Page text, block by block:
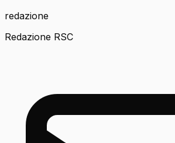
redazione
Redazione RSC